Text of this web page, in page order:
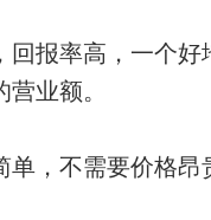
回报率高，一个好
业额。
单，不需要价格昂